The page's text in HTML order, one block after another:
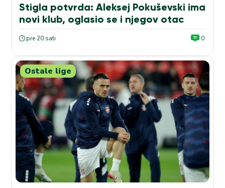
Stigla potvrda: Aleksej Pokuševski ima
novi klub, oglasio se i njegov otac
pre 20 sati 0
Ostale lige